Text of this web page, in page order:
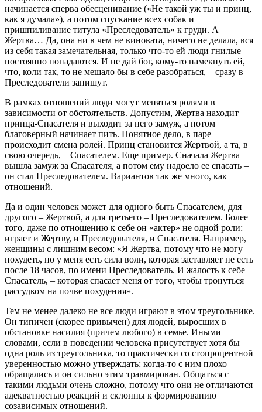
начинается сперва обесценивание («Не такой уж ты и принц,
как я думала»), а потом спускание всех собак и
пришпиливание титула «Преследователь» к груди. А
Жертва… Да, она ни в чем не виновата, ничего не делала, вся
из себя такая замечательная, только что-то ей люди гнилые
постоянно попадаются. И не дай бог, кому-то намекнуть ей,
что, коли так, то не мешало бы в себе разобраться, – сразу в
Преследователи запишут.
В рамках отношений люди могут меняться ролями в
зависимости от обстоятельств. Допустим, Жертва находит
принца-Спасателя и выходит за него замуж, а потом
благоверный начинает пить. Понятное дело, в паре
происходит смена ролей. Принц становится Жертвой, а та, в
свою очередь, – Спасателем. Еще пример. Сначала Жертва
вышла замуж за Спасателя, а потом ему надоело ее спасать –
он стал Преследователем. Вариантов так же много, как
отношений.
Да и один человек может для одного быть Спасателем, для
другого – Жертвой, а для третьего – Преследователем. Более
того, даже по отношению к себе он «актер» не одной роли:
играет и Жертву, и Преследователя, и Спасателя. Например,
женщины с лишним весом: «Я Жертва, потому что не могу
похудеть, но у меня есть сила воли, которая заставляет не есть
после 18 часов, по имени Преследователь. И жалость к себе –
Спасатель, – которая спасает меня от того, чтобы тронуться
рассудком на почве похудения».
Тем не менее далеко не все люди играют в этом треугольнике.
Он типичен (скорее привычен) для людей, выросших в
обстановке насилия (причем любого) в семье. Иными
словами, если в поведении человека присутствует хотя бы
одна роль из треугольника, то практически со стопроцентной
уверенностью можно утверждать: когда-то с ним плохо
обращались и он сильно этим травмирован. Общаться с
такими людьми очень сложно, потому что они не отличаются
адекватностью реакций и склонны к формированию
созависимых отношений.